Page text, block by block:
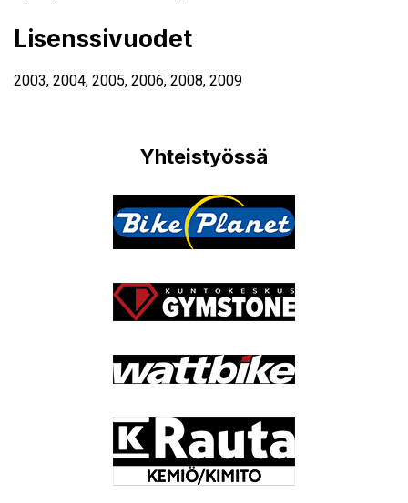
Lisenssivuodet
2003, 2004, 2005, 2006, 2008, 2009
Yhteistyössä